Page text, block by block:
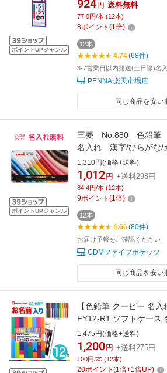
ポイントUPジャンル
MITSUBISHI uni
924 円 送料無料
77.0円/本 (12本)
8ポイント (1倍)
12本
4.74(68件)
3-7営業日以内発送(土日除)名
PENNA 楽天市場店
同じ商品を安い
ポイントUPジャンル
三菱 No.880 色鉛筆
名入れ 漢字/ひらがな/
念 小学校 入学 えんぴつ
名前入り なまえ 名入れ
えんぴつ ギフト プレゼ
入学祝い 新学期 男の子
1,310円(価格+送料)
1,012 円 +送料298円
84.4円/本 (12本)
9ポイント (1倍)
12本
4.66(80件)
お届け予報をご確認ください
CDMファイブポケッツ
同じ商品を安い
【色鉛筆 クーピー 名
FY12-R1 ソフトケース
つ サクラクレパス 小学
新入学 入学 塗り絵 お絵
PENCIL PLASTIC
1,475円(価格+送料)
1,200 円 +送料275円
100円/本 (12本)
20ポイント (1倍+1倍UP)